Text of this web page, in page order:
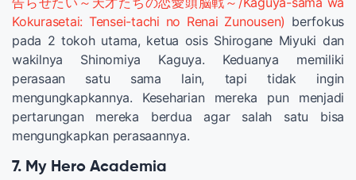
Kokurasetai: Tensei-tachi no Renai Zunousen) berfokus
pada 2 tokoh utama, ketua osis Shirogane Miyuki dan
wakilnya Shinomiya Kaguya. Keduanya memiliki
perasaan satu sama lain, tapi tidak ingin
mengungkapkannya. Keseharian mereka pun menjadi
pertarungan mereka berdua agar salah satu bisa
mengungkapkan perasaannya.
7. My Hero Academia